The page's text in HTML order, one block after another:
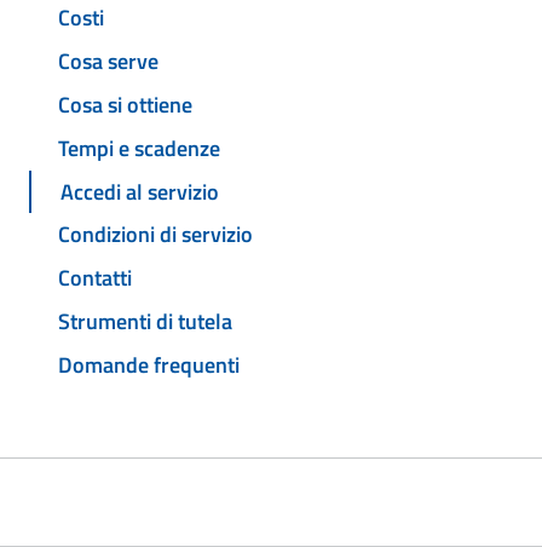
Costi
Cosa serve
Cosa si ottiene
Tempi e scadenze
Accedi al servizio
Condizioni di servizio
Contatti
Strumenti di tutela
Domande frequenti